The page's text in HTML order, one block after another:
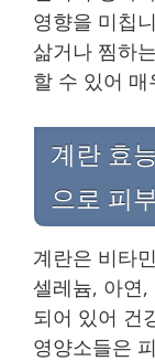
영향을 미칩
삶거나 찜하
할 수 있어 매
계란 효
으로 피
계란은 비타
셀레늄, 아연
되어 있어 건
영양소들은